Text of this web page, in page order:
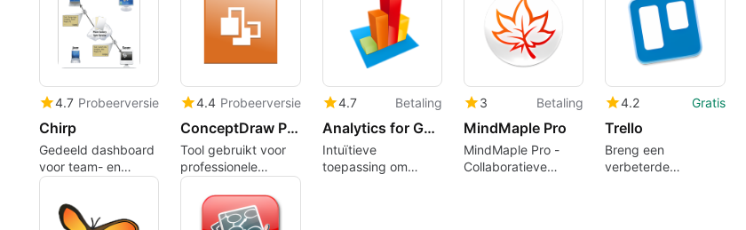
4.7 Probeerversie
Chirp
Gedeeld dashboard
voor team- en
projectinformatie
4.4 Probeerversie
ConceptDraw PRO
Tool gebruikt voor
professionele
stroomdiagrammen,
diagrammen en
illustreren
4.7 Betaling
Analytics for Google Analytics
Intuïtieve
toepassing om
3 Betaling
MindMaple Pro
MindMaple Pro -
Collaboratieve
4.2 Gratis
Trello
Breng een
verbeterde